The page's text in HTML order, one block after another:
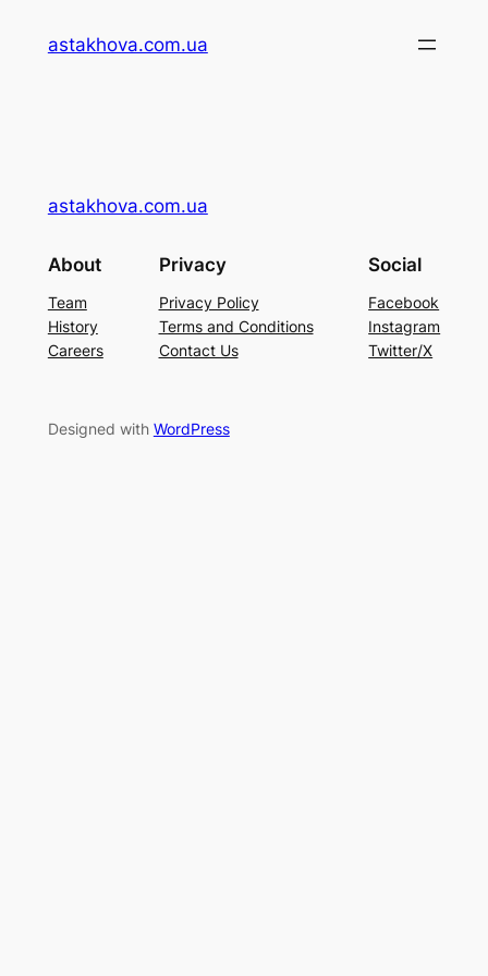
astakhova.com.ua
astakhova.com.ua
About
Team
History
Careers
Privacy
Privacy Policy
Terms and Conditions
Contact Us
Social
Facebook
Instagram
Twitter/X
Designed with WordPress